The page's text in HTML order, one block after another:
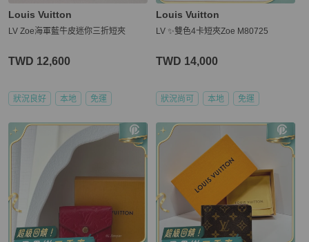
Louis Vuitton
LV Zoe海軍藍牛皮迷你三折短夾
TWD 12,600
狀況良好 本地 免運
Louis Vuitton
LV ✨雙色4卡短夾Zoe M80725
TWD 14,000
狀況尚可 本地 免運